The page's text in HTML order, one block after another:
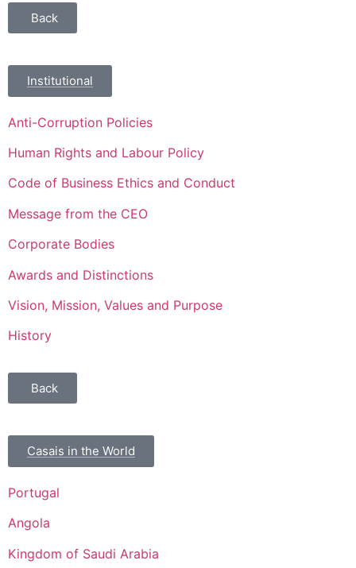
Back
Institutional
Anti-Corruption Policies
Human Rights and Labour Policy
Code of Business Ethics and Conduct
Message from the CEO
Corporate Bodies
Awards and Distinctions
Vision, Mission, Values and Purpose
History
Back
Casais in the World
Portugal
Angola
Kingdom of Saudi Arabia